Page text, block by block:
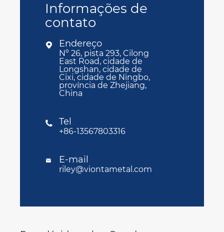
Informações de
contato
 Endereço
Nº 26, pista 293, Cilong
East Road, cidade de
Longshan, cidade de
Cixi, cidade de Ningbo,
província de Zhejiang,
China
 Tel
+86-13567803316
 E-mail
riley@viontametal.com